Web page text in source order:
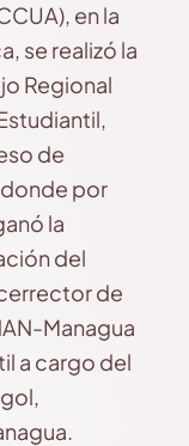
en la
se realizó la
Regional
de
por
la
del
de
Managua
a cargo del